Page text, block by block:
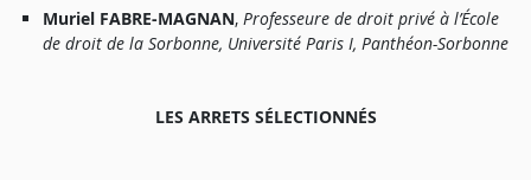
Muriel FABRE-MAGNAN, Professeure de droit privé à l’École
de droit de la Sorbonne, Université Paris I, Panthéon-Sorbonne
LES ARRETS SÉLECTIONNÉS